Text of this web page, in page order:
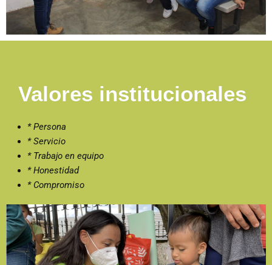
Valores institucionales
* Persona
* Servicio
* Trabajo en equipo
* Honestidad
* Compromiso